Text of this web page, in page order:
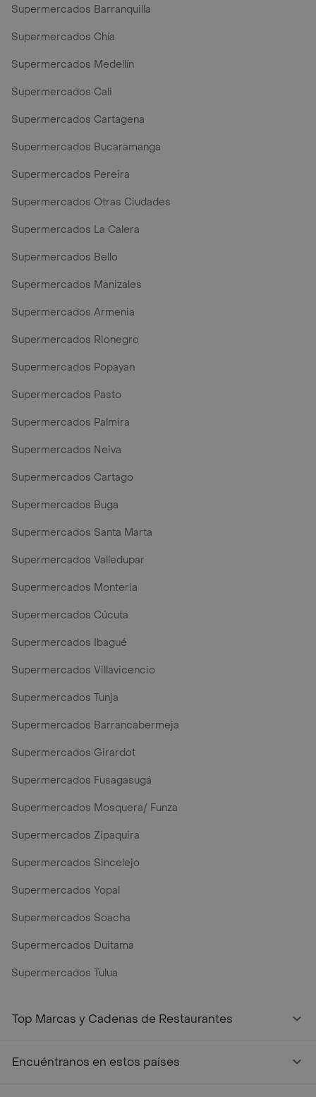
Supermercados Barranquilla
Supermercados Chía
Supermercados Medellín
Supermercados Cali
Supermercados Cartagena
Supermercados Bucaramanga
Supermercados Pereira
Supermercados Otras Ciudades
Supermercados La Calera
Supermercados Bello
Supermercados Manizales
Supermercados Armenia
Supermercados Rionegro
Supermercados Popayan
Supermercados Pasto
Supermercados Palmira
Supermercados Neiva
Supermercados Cartago
Supermercados Buga
Supermercados Santa Marta
Supermercados Valledupar
Supermercados Monteria
Supermercados Cúcuta
Supermercados Ibagué
Supermercados Villavicencio
Supermercados Tunja
Supermercados Barrancabermeja
Supermercados Girardot
Supermercados Fusagasugá
Supermercados Mosquera/ Funza
Supermercados Zipaquira
Supermercados Sincelejo
Supermercados Yopal
Supermercados Soacha
Supermercados Duitama
Supermercados Tulua
Top Marcas y Cadenas de Restaurantes
Encuéntranos en estos países